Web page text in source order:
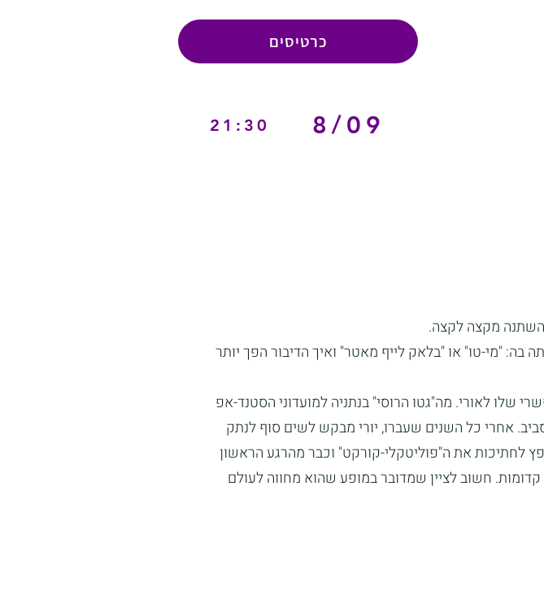
כרטיסים
21:30 8/09
מקצה לקצה.
"מי-טו" או "בלאק לייף מאטר" ואיך הדיבור הפך יותר
שלו לאורי. מה"גטו הרוסי" בנתניה למועדוני הסטנד-אפ
אחרי כל השנים שעברו, יורי מבקש לשים סוף לנתק
לחתיכות את ה"פוליטקלי-קורקט" וכבר מהרגע הראשון
חשוב לציין שמדובר במופע שהוא מחווה לעולם